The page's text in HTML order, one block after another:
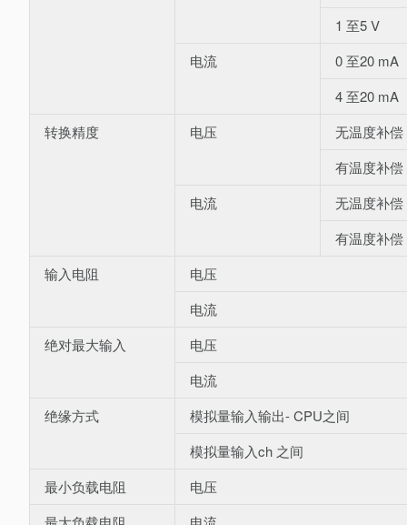
1 至5 V
电流
0 至20 mA
4 至20 mA
转换精度
电压
无温度补偿
有温度补偿
电流
无温度补偿
有温度补偿
输入电阻
电压
电流
绝对最大输入
电压
电流
绝缘方式
模拟量输入输出- CPU之间
模拟量输入ch 之间
最小负载电阻
电压